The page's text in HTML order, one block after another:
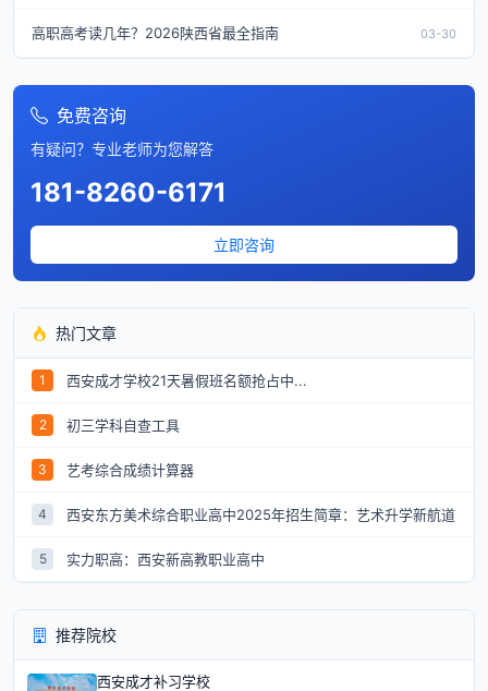
高职高考读几年？2026陕西省最全指南 03-30
免费咨询
有疑问？专业老师为您解答
181-8260-6171
立即咨询
热门文章
1 西安成才学校21天暑假班名额抢占中...
2 初三学科自查工具
3 艺考综合成绩计算器
4 西安东方美术综合职业高中2025年招生简章：艺术升学新航道
5 实力职高：西安新高教职业高中
推荐院校
西安成才补习学校